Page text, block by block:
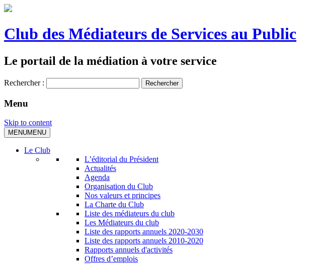
Club des Médiateurs de Services au Public
Le portail de la médiation à votre service
Rechercher :
Menu
Skip to content
MENUMENU
Le Club
L’éditorial du Président
Actualités
Agenda
Organisation du Club
Nos valeurs et principes
La Charte du Club
Liste des médiateurs du club
Les Médiateurs du club
Liste des rapports annuels 2020-2030
Liste des rapports annuels 2010-2020
Rapports annuels d'activités
Offres d’emplois